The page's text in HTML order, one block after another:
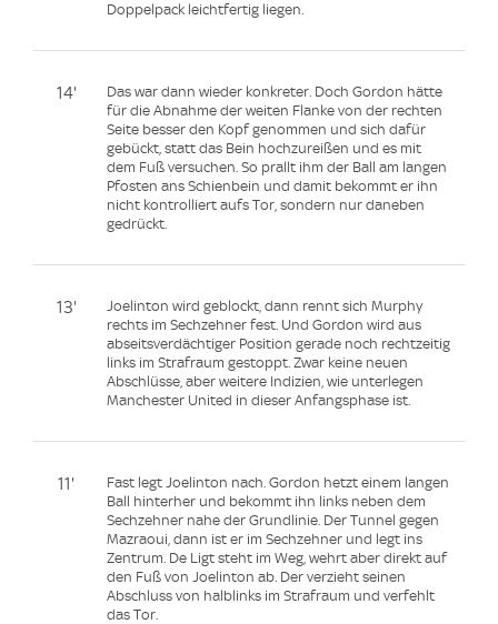
Doppelpack leichtfertig liegen.
14'
Das war dann wieder konkreter. Doch Gordon hätte
für die Abnahme der weiten Flanke von der rechten
Seite besser den Kopf genommen und sich dafür
gebückt, statt das Bein hochzureißen und es mit
dem Fuß versuchen. So prallt ihm der Ball am langen
Pfosten ans Schienbein und damit bekommt er ihn
nicht kontrolliert aufs Tor, sondern nur daneben
gedrückt.
13'
Joelinton wird geblockt, dann rennt sich Murphy
rechts im Sechzehner fest. Und Gordon wird aus
abseitsverdächtiger Position gerade noch rechtzeitig
links im Strafraum gestoppt. Zwar keine neuen
Abschlüsse, aber weitere Indizien, wie unterlegen
Manchester United in dieser Anfangsphase ist.
11'
Fast legt Joelinton nach. Gordon hetzt einem langen
Ball hinterher und bekommt ihn links neben dem
Sechzehner nahe der Grundlinie. Der Tunnel gegen
Mazraoui, dann ist er im Sechzehner und legt ins
Zentrum. De Ligt steht im Weg, wehrt aber direkt auf
den Fuß von Joelinton ab. Der verzieht seinen
Abschluss von halblinks im Strafraum und verfehlt
das Tor.